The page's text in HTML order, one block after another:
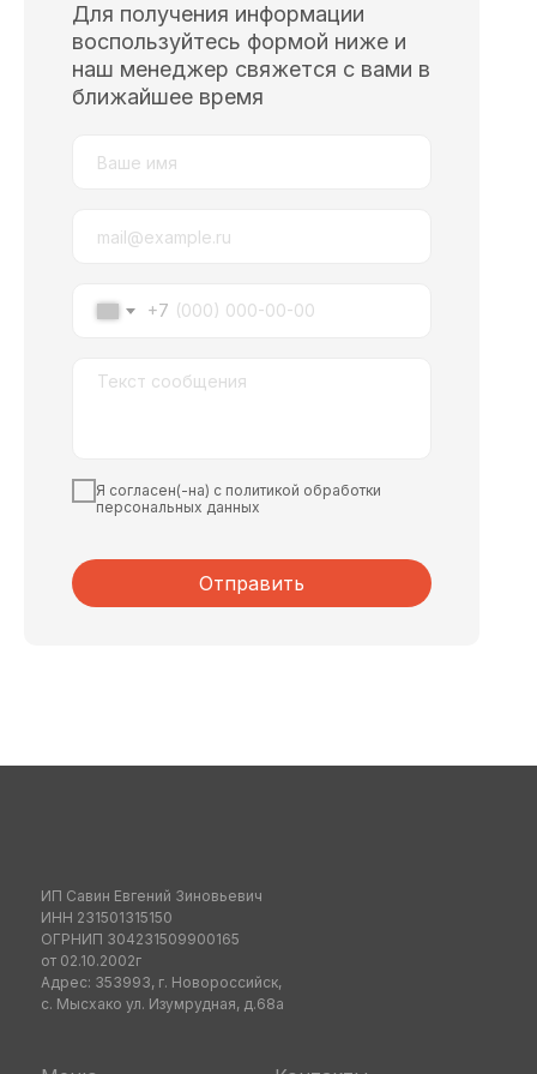
Для получения информации
воспользуйтесь формой ниже и
наш менеджер свяжется с вами в
ближайшее время
+7
Я согласен(-на) с политикой обработки
персональных данных
Отправить
ИП Савин Евгений Зиновьевич
ИНН 231501315150
ОГРНИП 304231509900165
от 02.10.2002г
Адрес: 353993, г. Новороссийск,
с. Мысхако ул. Изумрудная, д.68а